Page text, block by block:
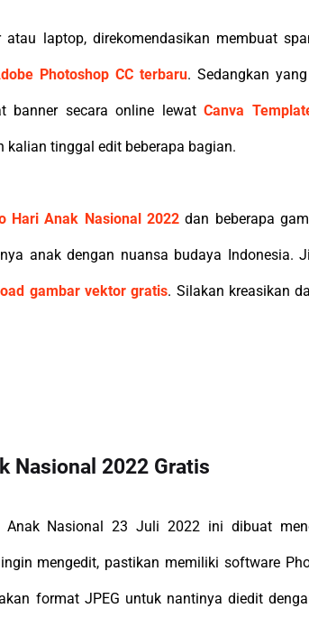
laptop, direkomendasikan membuat
Photoshop CC terbaru. Sedangkan
banner secara online lewatCanva
kalian tinggal edit beberapa bagian.
Hari Anak Nasional 2022 dan beberapa
anak dengan nuansa budaya Indonesia.
gambar vektor gratis. Silakan kreasikan
Nasional 2022 Gratis
Nasional 23 Juli 2022 ini dibuat
mengedit, pastikan memiliki software
format JPEG untuk nantinya diedit